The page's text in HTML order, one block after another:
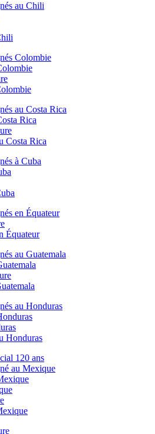
au Chili
Colombie
au Costa Rica
Rica
Costa Rica
à Cuba
en Équateur
Équateur
au Guatemala
au Honduras
Honduras
120 ans
au Mexique